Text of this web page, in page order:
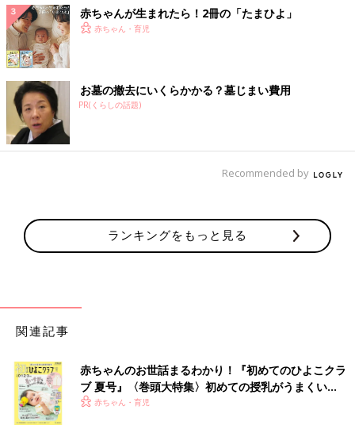
赤ちゃんが生まれたら！2冊の「たまひよ」
赤ちゃん・育児
お墓の撤去にいくらかかる？墓じまい費用
PR(くらしの話題)
Recommended by
ランキングをもっと見る
関連記事
赤ちゃんのお世話まるわかり！『初めてのひよこクラ
ブ 夏号』〈巻頭大特集〉初めての授乳がうまくい
く！ おっぱい・ミルクの基本と夏のトラブル 解決テ
赤ちゃん・育児